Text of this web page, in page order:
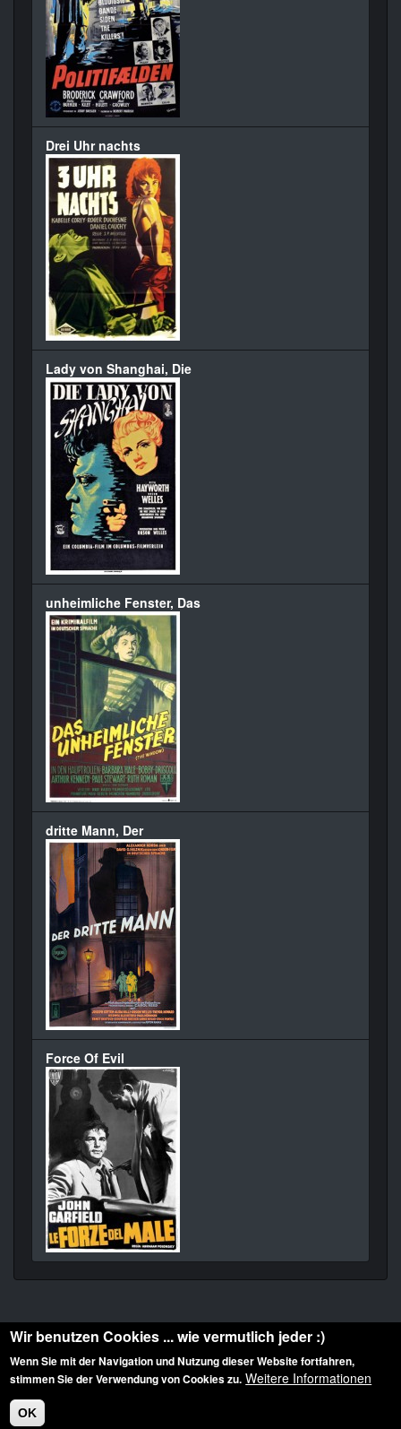
Drei Uhr nachts
Lady von Shanghai, Die
unheimliche Fenster, Das
dritte Mann, Der
Force Of Evil
Diese Website ist urheberrechtlich geschützt: © 2010-2026 der Film Noir de. Alle
Rechte vorbehalten.
Wir benutzen Cookies ... wie vermutlich jeder :)
Wenn Sie mit der Navigation und Nutzung dieser Website fortfahren,
stimmen Sie der Verwendung von Cookies zu. Weitere Informationen
OK